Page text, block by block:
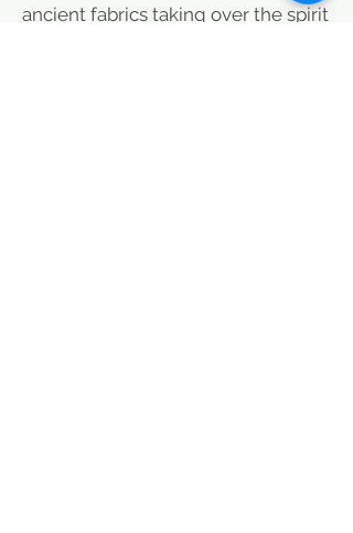
ancient fabrics taking over the spirit